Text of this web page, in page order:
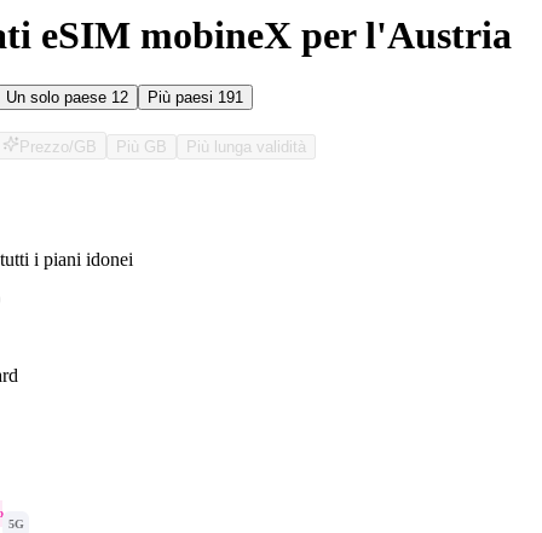
eSIM mobineX per l'Austria
Un solo paese 12 Più paesi 191
Prezzo/GB Più GB Più lunga validità
i piani idonei
5G